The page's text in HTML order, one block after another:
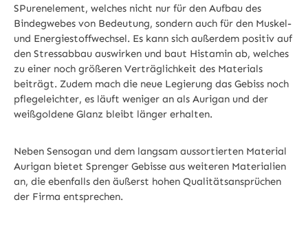
SPurenelement, welches nicht nur für den Aufbau des
Bindegwebes von Bedeutung, sondern auch für den Muskel-
und Energiestoffwechsel. Es kann sich außerdem positiv auf
den Stressabbau auswirken und baut Histamin ab, welches
zu einer noch größeren Verträglichkeit des Materials
beiträgt. Zudem mach die neue Legierung das Gebiss noch
pflegeleichter, es läuft weniger an als Aurigan und der
weißgoldene Glanz bleibt länger erhalten.
Neben Sensogan und dem langsam aussortierten Material
Aurigan bietet Sprenger Gebisse aus weiteren Materialien
an, die ebenfalls den äußerst hohen Qualitätsansprüchen
der Firma entsprechen.